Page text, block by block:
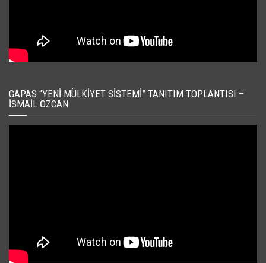
GAPAS “YENI MÜLKIYET SISTEMI” TANITIM TOPLANTISI –
İSMAIL ÖZCAN